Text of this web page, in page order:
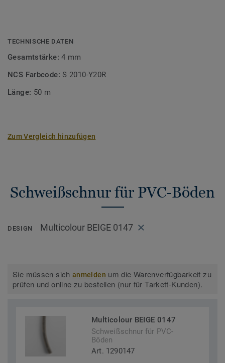
TECHNISCHE DATEN
Gesamtstärke:4 mm
NCS Farbcode:S 2010-Y20R
Länge: 50 m
Zum Vergleich hinzufügen
Schweißschnur für PVC-Böden
DESIGN Multicolour BEIGE 0147
Sie müssen sichanmelden um die Warenverfügbarkeit zu
prüfen und online zu bestellen (nur für Tarkett-Kunden).
Multicolour BEIGE 0147
Schweißschnur für PVC-
Böden
Art. 1290147